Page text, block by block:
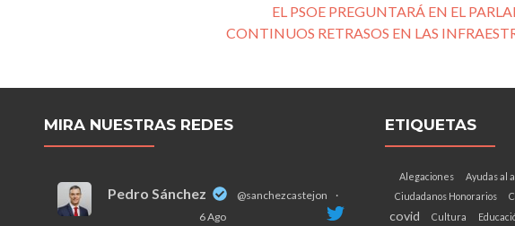
EL PSOE PREGUNTARÁ EN EL
CONTINUOS RETRASOS EN LAS
MIRA NUESTRAS REDES
Pedro Sánchez @sanchezcastejon
·
6 Ago
ETIQUETAS
Alegaciones Ayudas al
Ciudadanos Honorarios
covid Cultura